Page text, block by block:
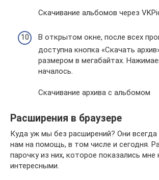
Скачивание альбомов через
В открытом окне, после всех
доступна кнопка «Скачать
размером в мегабайтах.
началось.
Скачивание архива с альбомом
Расширения в браузере
Куда уж мы без расширений? Они всегда
нам на помощь, в том числе и сегодня.
парочку из них, которое показались мне
интересными.